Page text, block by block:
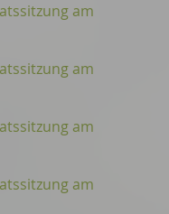
am
am
am
am